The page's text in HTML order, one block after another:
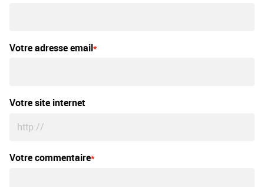
Votre adresse email
Votre site internet
Votre commentaire